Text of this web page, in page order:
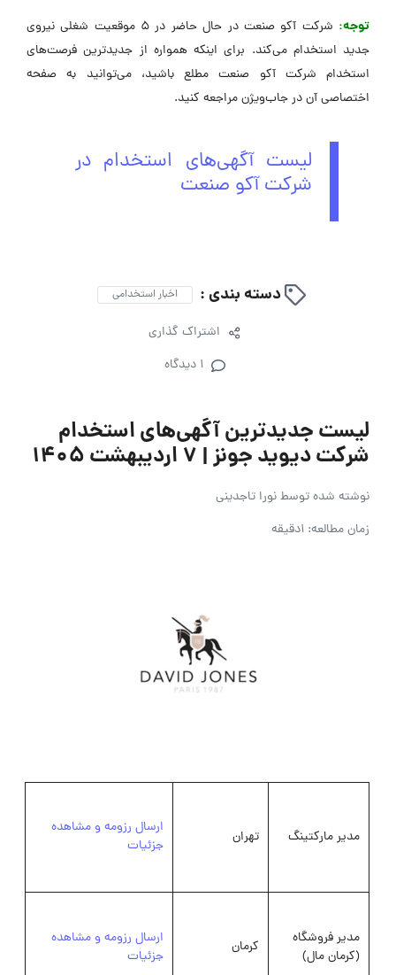
توجه:
شرکت آکو صنعت در حال حاضر در 5 موقعیت شغلی نیروی
جدید استخدام می‌کند. برای اینکه همواره از جدیدترین فرصت‌های
استخدام شرکت آکو صنعت مطلع باشید، می‌توانید به صفحه
اختصاصی آن در جاب‌ویژن مراجعه کنید.
لیست آگهی‌های استخدام در
شرکت آکو صنعت
دسته بندی : اخبار استخدامی
اشتراک گذاری
1 دیدگاه
لیست جدیدترین آگهی‌های استخدام
شرکت دیوید جونز | 7 اردیبهشت 1405
نوشته شده توسطنورا تاجدینی
زمان مطالعه: 1دقیقه
مدیر مارکتینگ تهران
ارسال رزومه و مشاهده
جزئیات
مدیر فروشگاه
(کرمان مال)
کرمان
ارسال رزومه و مشاهده
جزئیات